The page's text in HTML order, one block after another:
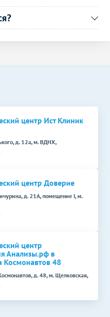
контраста С контрастом
450р. -
центр Ист Клиник
д. 12а, м. ВДНХ,
центр Доверие
д. 21А, помещение I, м.
центр
Анализы.рф в
Космонавтов 48
д. 48, м. Щелковская,